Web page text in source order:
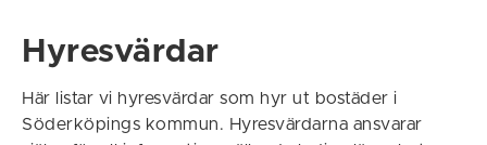
Hyresvärdar
Här listar vi hyresvärdar som hyr ut bostäder i
Söderköpings kommun. Hyresvärdarna ansvarar